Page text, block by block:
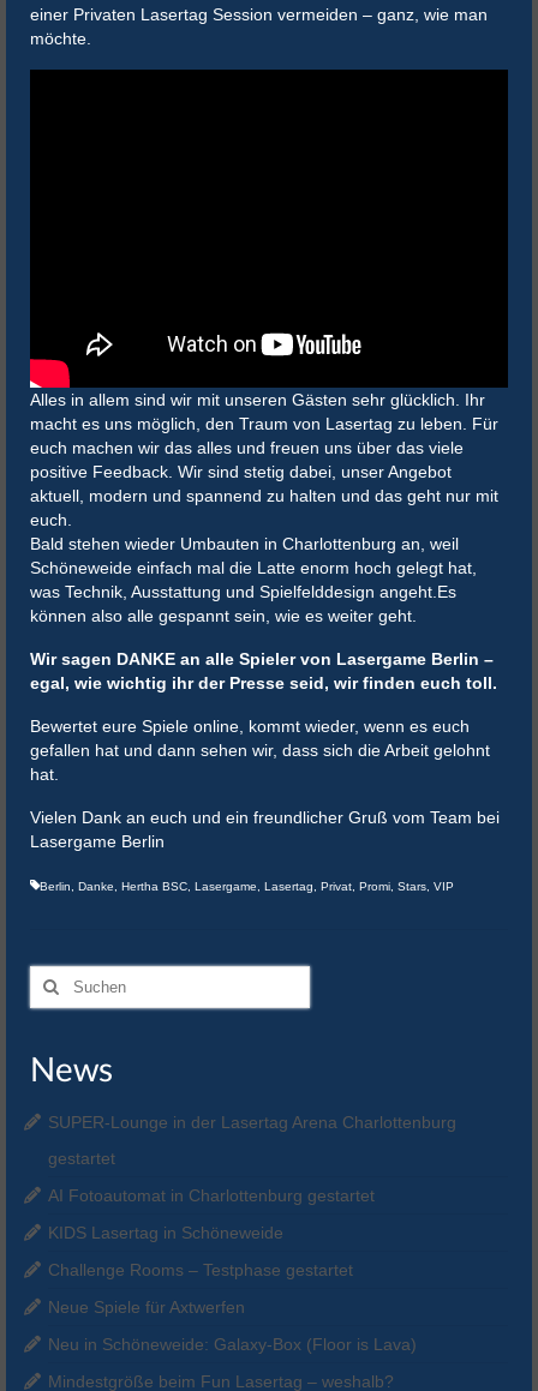
einer Privaten Lasertag Session vermeiden – ganz, wie man
möchte.
Alles in allem sind wir mit unseren Gästen sehr glücklich. Ihr
macht es uns möglich, den Traum von Lasertag zu leben. Für
euch machen wir das alles und freuen uns über das viele
positive Feedback. Wir sind stetig dabei, unser Angebot
aktuell, modern und spannend zu halten und das geht nur mit
euch.
Bald stehen wieder Umbauten in Charlottenburg an, weil
Schöneweide einfach mal die Latte enorm hoch gelegt hat,
was Technik, Ausstattung und Spielfelddesign angeht.Es
können also alle gespannt sein, wie es weiter geht.
Wir sagen DANKE an alle Spieler von Lasergame Berlin –
egal, wie wichtig ihr der Presse seid, wir finden euch toll.
Bewertet eure Spiele online, kommt wieder, wenn es euch
gefallen hat und dann sehen wir, dass sich die Arbeit gelohnt
hat.
Vielen Dank an euch und ein freundlicher Gruß vom Team bei
Lasergame Berlin
Berlin, Danke, Hertha BSC, Lasergame, Lasertag, Privat, Promi, Stars, VIP
Suchen
nach:
News
SUPER-Lounge in der Lasertag Arena Charlottenburg
gestartet
AI Fotoautomat in Charlottenburg gestartet
KIDS Lasertag in Schöneweide
Challenge Rooms – Testphase gestartet
Neue Spiele für Axtwerfen
Neu in Schöneweide: Galaxy-Box (Floor is Lava)
Mindestgröße beim Fun Lasertag – weshalb?